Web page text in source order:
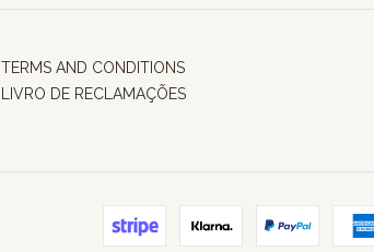
TERMS AND CONDITIONS
LIVRO DE RECLAMAÇÕES